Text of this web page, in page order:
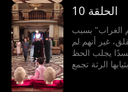
العسكري، ومنذ
تتفتح فجأة،
لكن ما خفي من
الحلقة 10
الغراب" بسبب
غير أنهم لم
يجلب الحظ
الرثة تجمع